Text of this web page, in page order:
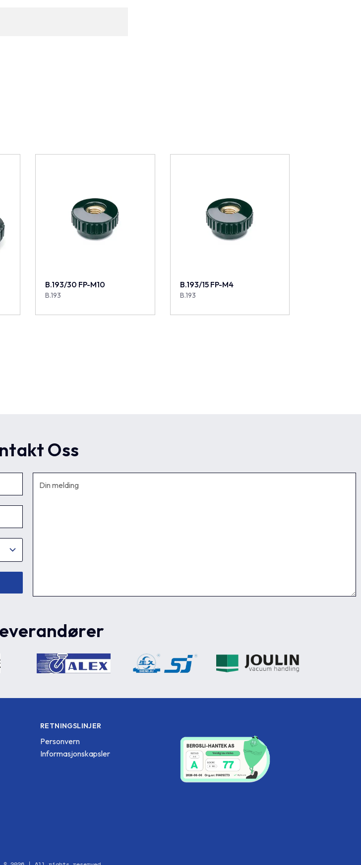
B.193/30 FP-M10
B.193
B.193/15 FP-M4
B.193
Oss
RETNINGSLINJER
Personvern
Informasjonskapsler